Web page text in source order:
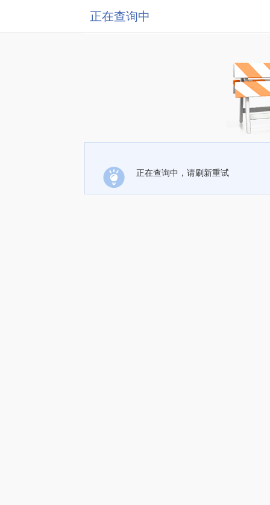
正在查询中
正在查询中，请刷新重试